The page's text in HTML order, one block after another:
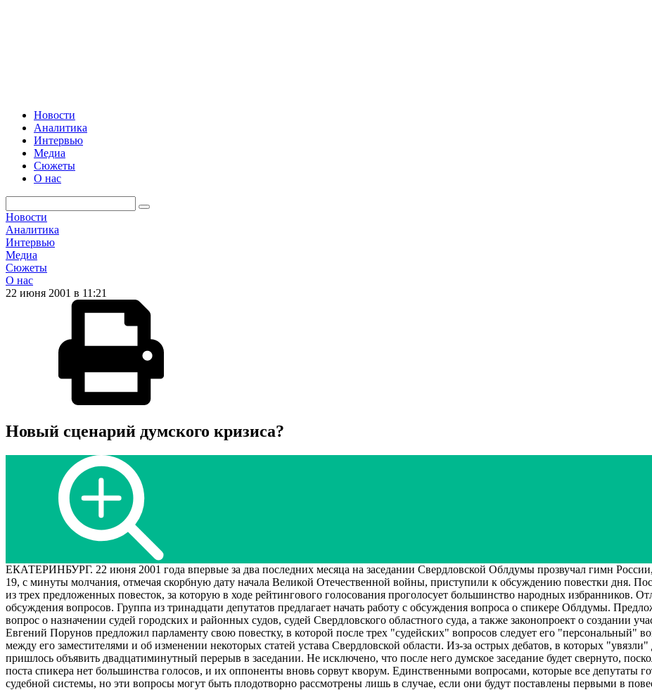
Новости
Аналитика
Интервью
Медиа
Сюжеты
О нас
Новости
Аналитика
Интервью
Медиа
Сюжеты
О нас
22 июня 2001 в 11:21
Новый сценарий думского кризиса?
ЕКАТЕРИНБУРГ. 22 июня 2001 года впервые за два последних месяца на заседании Свердловской Облдумы прозвучал гимн
19, с минуты молчания, отмечая скорбную дату начала Великой Отечественной войны, приступили к обсуждению повестки дня.
из трех предложенных повесток, за которую в ходе рейтингового голосования проголосует большинство народных избранников.
обсуждения вопросов. Группа из тринадцати депутатов предлагает начать работу с обсуждения вопроса о спикере Облдумы.
вопрос о назначении судей городских и районных судов, судей Свердловского областного суда, а также законопроект о создании
Евгений Порунов предложил парламенту свою повестку, в которой после трех "судейских" вопросов следует его "персональный"
между его заместителями и об изменении некоторых статей устава Свердловской области. Из-за острых дебатов, в которых
пришлось объявить двадцатиминутный перерыв в заседании. Не исключено, что после него думское заседание будет свернуто,
поста спикера нет большинства голосов, и их оппоненты вновь сорвут кворум. Единственными вопросами, которые все депутаты
судебной системы, но эти вопросы могут быть плодотворно рассмотрены лишь в случае, если они будут поставлены первыми в